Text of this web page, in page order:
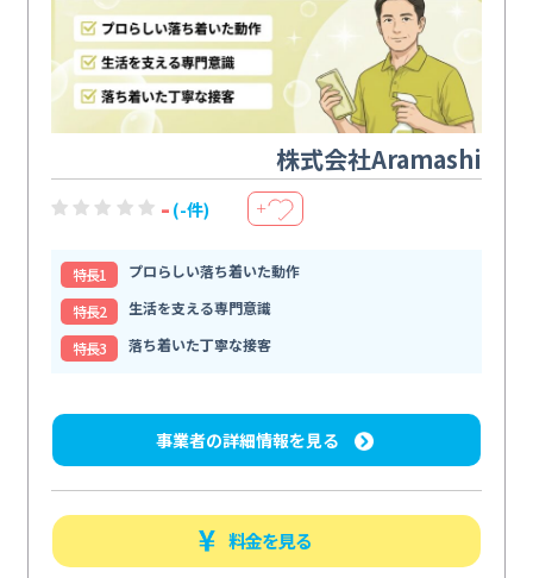
株式会社Aramashi
- (-件) ＋
特⻑1
プロらしい落ち着いた動作
特⻑2
生活を支える専門意識
特⻑3
落ち着いた丁寧な接客
事業者の詳細情報を見る
料金を見る